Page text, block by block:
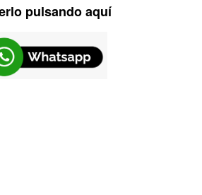
pulsando aquí